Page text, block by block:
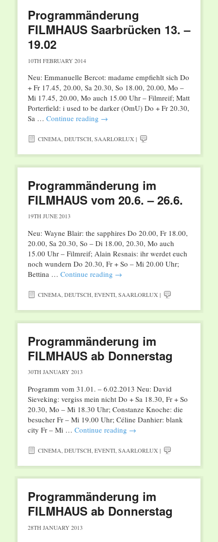
Programmänderung
FILMHAUS Saarbrücken 13. –
19.02
10TH FEBRUARY 2014
Neu: Emmanuelle Bercot: madame empfiehlt sich Do
+ Fr 17.45, 20.00, Sa 20.30, So 18.00, 20.00, Mo –
Mi 17.45, 20.00, Mo auch 15.00 Uhr – Filmreif; Matt
Porterfield: i used to be darker (OmU) Do + Fr 20.30,
Sa … Continue reading →
CINEMA,DEUTSCH,SAARLORLUX |
Programmänderung im
FILMHAUS vom 20.6. – 26.6.
19TH JUNE 2013
Neu: Wayne Blair: the sapphires Do 20.00, Fr 18.00,
20.00, Sa 20.30, So – Di 18.00, 20.30, Mo auch
15.00 Uhr – Filmreif; Alain Resnais: ihr werdet euch
noch wundern Do 20.30, Fr + So – Mi 20.00 Uhr;
Bettina … Continue reading →
CINEMA DEUTSCH EVENTI, SAARLORLUX |
Programmänderung im
FILMHAUS ab Donnerstag
30TH JANUARY 2013
Programm vom 31.01. – 6.02.2013 Neu: David
Sieveking: vergiss mein nicht Do + Sa 18.30, Fr + So
20.30, Mo – Mi 18.30 Uhr; Constanze Knoche: die
besucher Fr – Mi 19.00 Uhr; Céline Danhier: blank
city Fr – Mi … Continue reading →
CINEMA DEUTSCH EVENTI, SAARLORLUX |
Programmänderung im
FILMHAUS ab Donnerstag
28TH JANUARY 2013